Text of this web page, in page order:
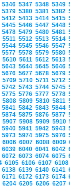
5346 5347 5348 5349
5379 5380 5381 5382
5412 5413 5414 5415
5445 5446 5447 5448
5478 5479 5480 5481
5511 5512 5513 5514
5544 5545 5546 5547
5577 5578 5579 5580
5610 5611 5612 5613
5643 5644 5645 5646
5676 5677 5678 5679
5709 5710 5711 5712
5742 5743 5744 5745
5775 5776 5777 5778
5808 5809 5810 5811
5841 5842 5843 5844
5874 5875 5876 5877
5907 5908 5909 5910
5940 5941 5942 5943
5973 5974 5975 5976
6006 6007 6008 6009
6039 6040 6041 6042
6072 6073 6074 6075
6105 6106 6107
6138 6139 6140 6141
6171 6172 6173 6174
6204 6205 6206 6207